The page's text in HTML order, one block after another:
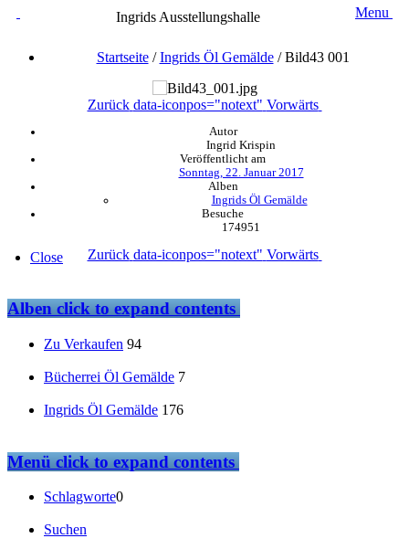
Ingrids Ausstellungshalle Menu
Startseite/Ingrids Öl Gemälde/Bild43 001
Zurück data-iconpos="notext" Vorwärts
Autor
Ingrid Krispin
Veröffentlicht am
Sonntag, 22. Januar 2017
Alben
Ingrids Öl Gemälde
Besuche
174951
Zurück data-iconpos="notext" Vorwärts
Close
Albenclick to expand contents
Zu Verkaufen 94
Bücherrei Öl Gemälde 7
Ingrids Öl Gemälde 176
Menüclick to expand contents
Schlagworte0
Suchen